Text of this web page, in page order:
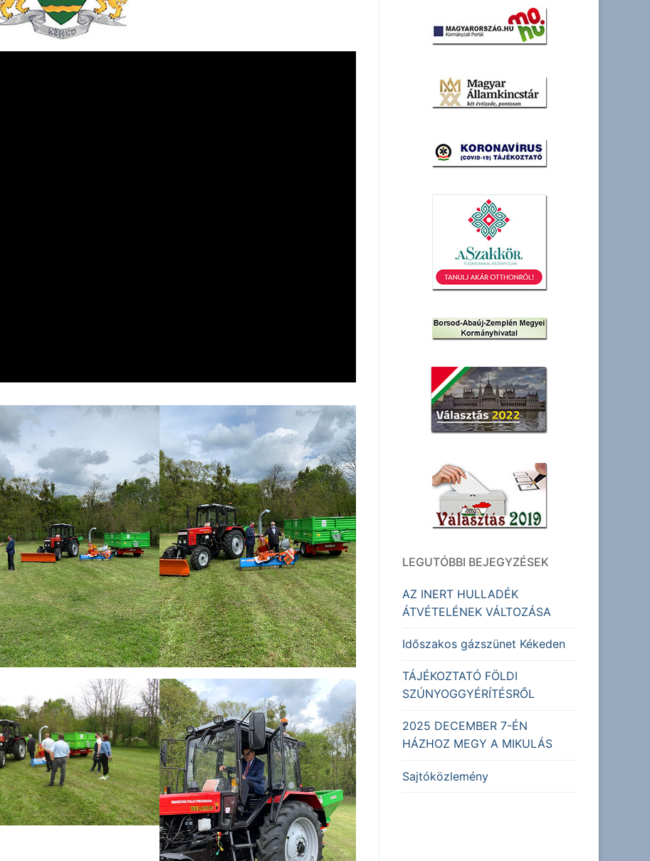
LEGUTÓBBI BEJEGYZÉSEK
AZ INERT HULLADÉK
ÁTVÉTELÉNEK VÁLTOZÁSA
Időszakos gázszünet Kékeden
TÁJÉKOZTATÓ FÖLDI
SZÚNYOGGYÉRÍTÉSRŐL
2025 DECEMBER 7-ÉN
HÁZHOZ MEGY A MIKULÁS
Sajtóközlemény